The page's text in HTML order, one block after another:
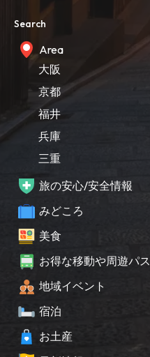
Search
Area
大阪
京都
福井
兵庫
三重
旅の安心/安全情報
みどころ
美食
お得な移動や周遊パス
地域イベント
宿泊
お土産